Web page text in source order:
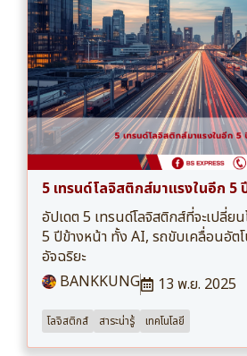
5 เทรนด์โลจิสติกส์มาแรงในอีก 5
อัปเดต 5 เทรนด์โลจิสติกส์ที่จะเปลี่ย
5 ปีข้างหน้า ทั้ง AI, รถขับเคลื่อนอัต
อัจฉริยะ
BANKKUNG
13 พ.ย. 2025
โลจิสติกส์ สาระน่ารู้ เทคโนโลยี